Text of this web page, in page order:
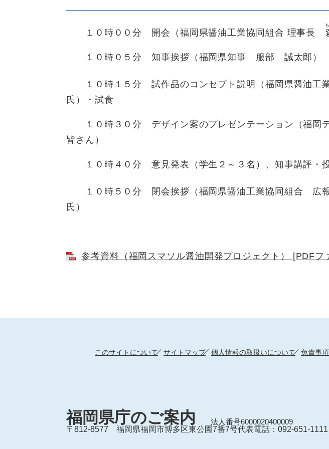
１０時００分 開会（福岡県醤油工業協同組合 理事長
１０時０５分 知事挨拶（福岡県知事 服部 誠太郎）
１０時１５分 試作品のコンセプト説明（福岡県醤油工
氏）・試食
１０時３０分 デザイン案のプレゼンテーション（福岡
皆さん）
１０時４０分 意見発表（学生２～３名）、知事講評・
１０時５０分 閉会挨拶（福岡県醤油工業協同組合 広
氏）
参考資料（福岡スマソル醤油開発プロジェクト） [PDFフ
このサイトについて サイトマップ 個人情報の取扱いについて 免責事
福岡県庁のご案内
法人番号6000020400009
〒812-8577
福岡県福岡市博多区東公園7番7号代表電話：092-651-1111